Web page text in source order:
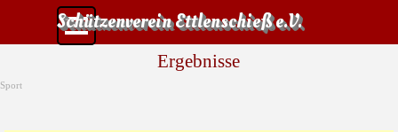
Direkt zum Seiteninhalt
Schützenverein Ettlenschieß e.V.
Menü überspringen
Ergebnisse
Sport